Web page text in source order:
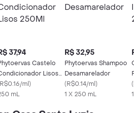
37,94
Castelo
Lisos
R$0.16/ml)
mL
R$ 32,95
Phytoervas Shampoo
Desamarelador
(R$0.14/ml)
1 X 250 mL
(